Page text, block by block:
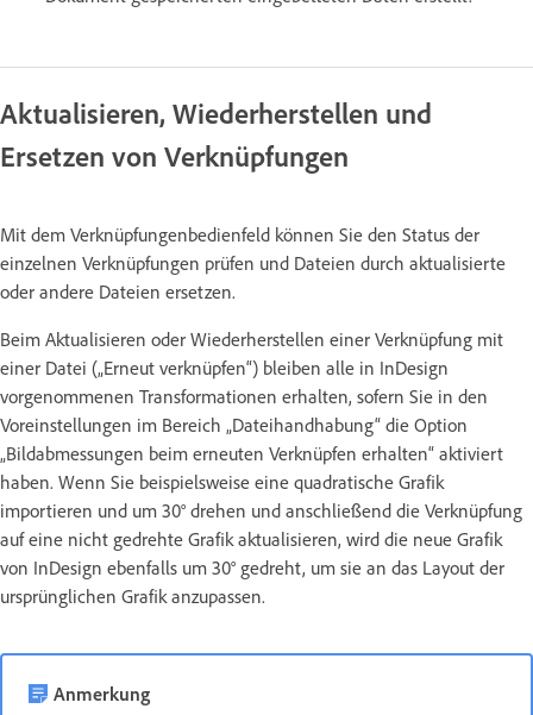
Aktualisieren, Wiederherstellen und
Ersetzen von Verknüpfungen
Mit dem Verknüpfungenbedienfeld können Sie den Status der
einzelnen Verknüpfungen prüfen und Dateien durch aktualisierte
oder andere Dateien ersetzen.
Beim Aktualisieren oder Wiederherstellen einer Verknüpfung mit
einer Datei („Erneut verknüpfen“) bleiben alle in InDesign
vorgenommenen Transformationen erhalten, sofern Sie in den
Voreinstellungen im Bereich „Dateihandhabung“ die Option
„Bildabmessungen beim erneuten Verknüpfen erhalten“ aktiviert
haben. Wenn Sie beispielsweise eine quadratische Grafik
importieren und um 30° drehen und anschließend die Verknüpfung
auf eine nicht gedrehte Grafik aktualisieren, wird die neue Grafik
von InDesign ebenfalls um 30° gedreht, um sie an das Layout der
ursprünglichen Grafik anzupassen.
Anmerkung